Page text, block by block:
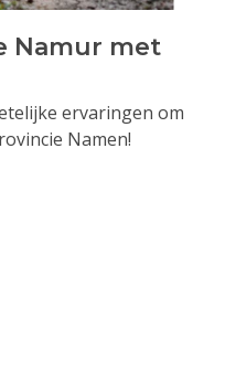
Namur met
ervaringen om
Namen!